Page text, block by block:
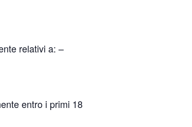
relativi a: –
entro i primi 18